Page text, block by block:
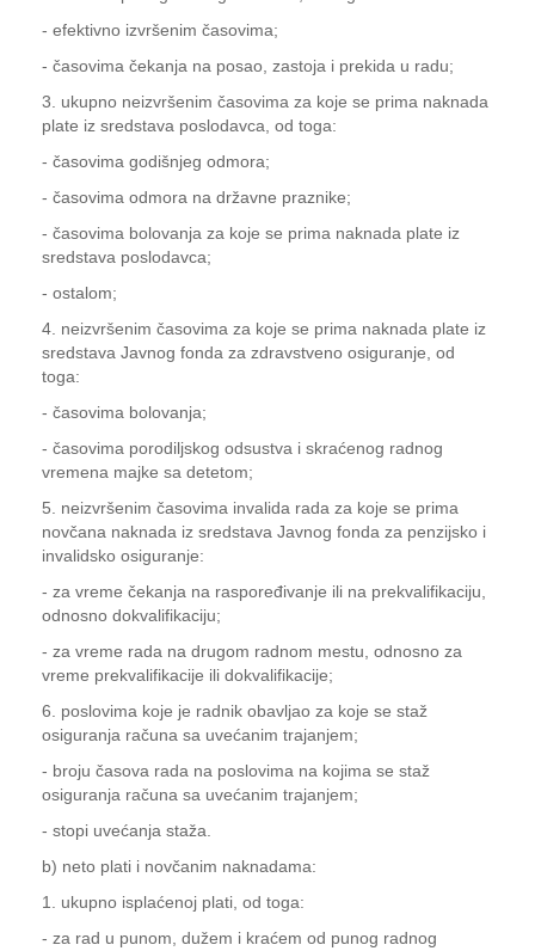
- efektivno izvršenim časovima;
- časovima čekanja na posao, zastoja i prekida u radu;
3. ukupno neizvršenim časovima za koje se prima naknada
plate iz sredstava poslodavca, od toga:
- časovima godišnjeg odmora;
- časovima odmora na državne praznike;
- časovima bolovanja za koje se prima naknada plate iz
sredstava poslodavca;
- ostalom;
4. neizvršenim časovima za koje se prima naknada plate iz
sredstava Javnog fonda za zdravstveno osiguranje, od
toga:
- časovima bolovanja;
- časovima porodiljskog odsustva i skraćenog radnog
vremena majke sa detetom;
5. neizvršenim časovima invalida rada za koje se prima
novčana naknada iz sredstava Javnog fonda za penzijsko i
invalidsko osiguranje:
- za vreme čekanja na raspoređivanje ili na prekvalifikaciju,
odnosno dokvalifikaciju;
- za vreme rada na drugom radnom mestu, odnosno za
vreme prekvalifikacije ili dokvalifikacije;
6. poslovima koje je radnik obavljao za koje se staž
osiguranja računa sa uvećanim trajanjem;
- broju časova rada na poslovima na kojima se staž
osiguranja računa sa uvećanim trajanjem;
- stopi uvećanja staža.
b) neto plati i novčanim naknadama:
1. ukupno isplaćenoj plati, od toga:
- za rad u punom, dužem i kraćem od punog radnog